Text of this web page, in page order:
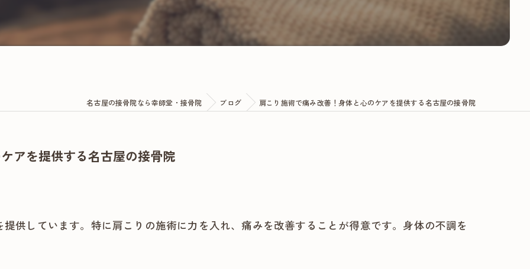
名古屋の接骨院なら幸師堂・接骨院 ブログ 肩こり施術で痛み改善！身体と心のケアを提供する名古屋の接骨院
アを提供する名古屋の接骨院
供しています。特に肩こりの施術に力を入れ、痛みを改善することが得意です。身体の不調を